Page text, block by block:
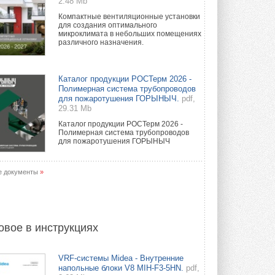
Компактные вентиляционные установки
для создания оптимального
микроклимата в небольших помещениях
различного назначения.
Каталог продукции РОСТерм 2026 -
Полимерная система трубопроводов
для пожаротушения ГОРЫНЫЧ.
pdf,
29.31 Mb
Каталог продукции РОСТерм 2026 -
Полимерная система трубопроводов
для пожаротушения ГОРЫНЫЧ
документы »
в инструкциях
VRF-системы Midea - Внутренние
напольные блоки V8 MIH-F3-5HN. pdf,